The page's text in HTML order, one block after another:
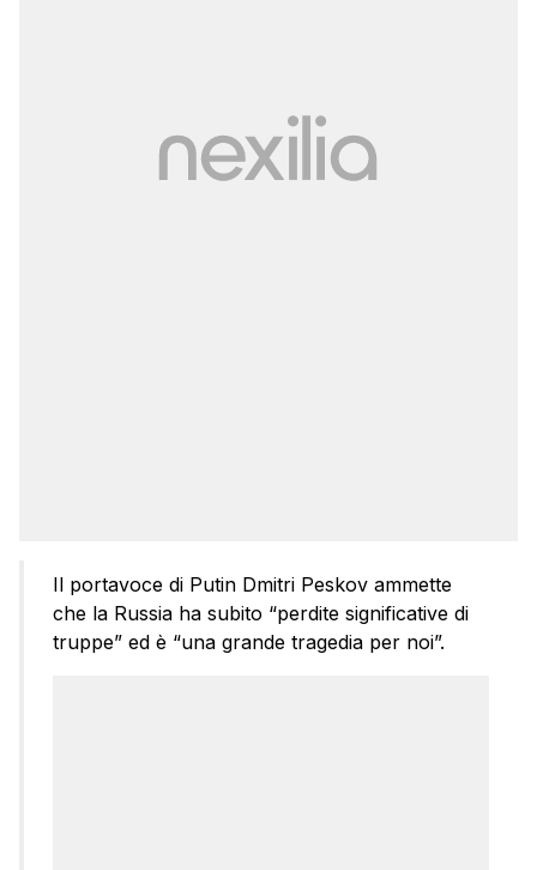
Il portavoce di Putin Dmitri Peskov ammette
che la Russia ha subito “perdite significative di
truppe” ed è “una grande tragedia per noi”.